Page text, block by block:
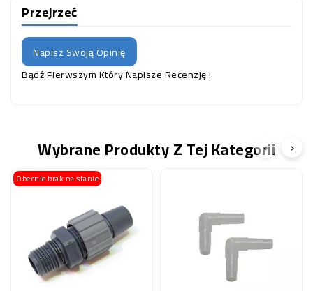
Przejrzeć
Napisz Swoją Opinię
Bądź Pierwszym Który Napisze Recenzję !
Wybrane Produkty Z Tej Kategorii
Obecnie brak na stanie
‹ ›